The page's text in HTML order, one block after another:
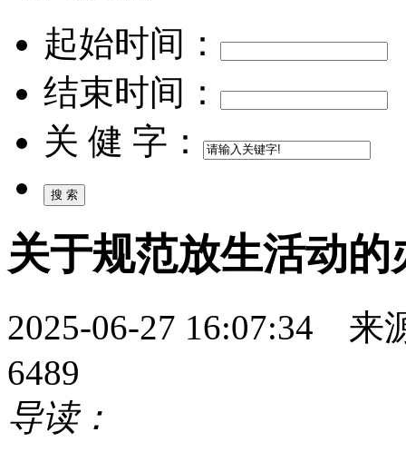
起始时间：
结束时间：
关 健 字：
关于规范放生活动的
2025-06-27 16:07:34
6489
导读：